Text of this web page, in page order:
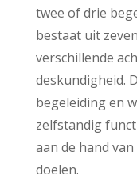
twee of drie
bestaat uit
verschillende
deskundigheid.
begeleiding en
zelfstandig
aan de hand
doelen.